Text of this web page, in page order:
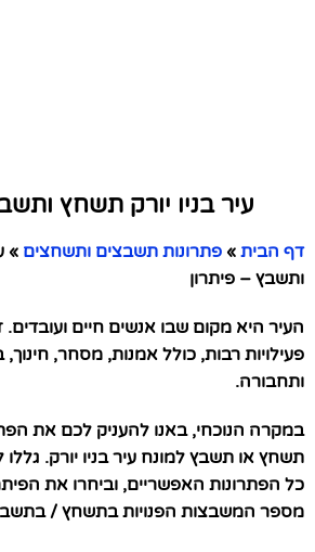
עיר בניו יורק תשחץ
דף הבית » פתרונות תשבצים ותשחצים »
ותשבץ – פיתרון
העיר היא מקום שבו אנשים חיים
פעילויות רבות, כולל אמנות, מסחר, חינוך,
ותחבורה.
במקרה הנוכחי, באנו להעניק לכם את
תשחץ או תשבץ למונח עיר בניו יורק.
כל הפתרונות האפשריים, וביחרו את
מספר המשבצות הפנויות בתשחץ /